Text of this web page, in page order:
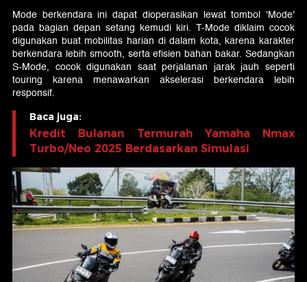
Mode berkendara ini dapat dioperasikan lewat tombol 'Mode'
pada bagian depan setang kemudi kiri. T-Mode diklaim cocok
digunakan buat mobilitas harian di dalam kota, karena karakter
berkendara lebih smooth, serta efisien bahan bakar. Sedangkan
S-Mode, cocok digunakan saat perjalanan jarak jauh seperti
touring karena menawarkan akselerasi berkendara lebih
responsif.
Baca juga:
Kredit Bulanan Termurah Yamaha Nmax
Turbo/Neo 2025 Berdasarkan Simulasi